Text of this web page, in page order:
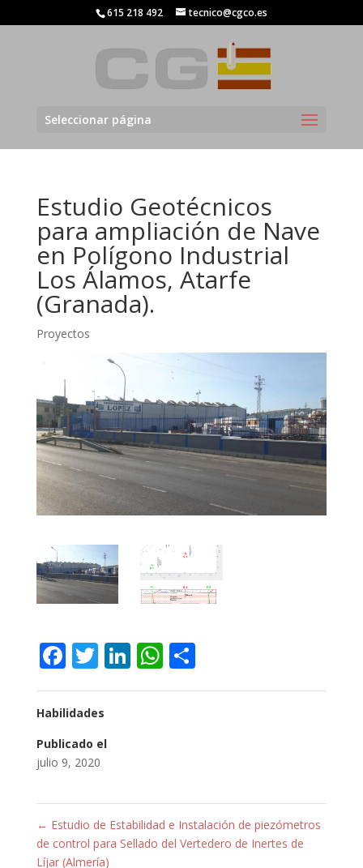
615 218 492 tecnico@cgco.es
Seleccionar página
Estudio Geotécnicos
para ampliación de Nave
en Polígono Industrial
Los Álamos, Atarfe
(Granada).
Proyectos
Facebook
Twitter
LinkedIn
WhatsApp
Compartir
Habilidades
Publicado el
julio 9, 2020
← Estudio de Estabilidad e Instalación de piezómetros
de control para Sellado del Vertedero de Inertes de
Líjar (Almería)